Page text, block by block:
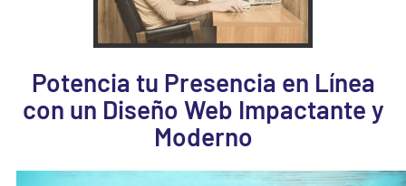
Potencia tu Presencia en Línea
con un Diseño Web Impactante y
Moderno